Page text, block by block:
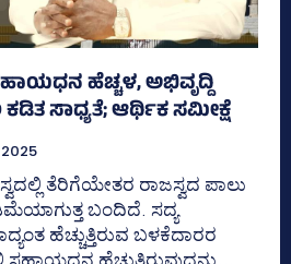
ಹೆಚ್ಚಳ, ಅಭಿವೃದ್ದಿ
ಸಾಧ್ಯತೆ; ಆರ್ಥಿಕ ಸಮೀಕ್ಷೆ
ತೆರಿಗೆಯೇತರ ರಾಜಸ್ವದ ಪಾಲು
ಬಂದಿದೆ. ಸದ್ಯ
ಹೆಚ್ಚುತ್ತಿರುವ ಬಳಕೆದಾರರ
ಸಹಾಯಧನ ಹೆಚ್ಚುತ್ತಿರುವುದನ್ನು...